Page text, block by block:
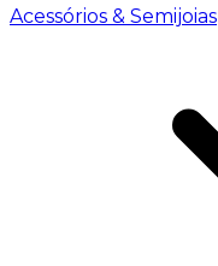
Acessórios & Semijoias